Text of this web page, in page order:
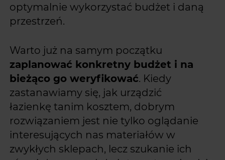
optymalnie wykorzystać budżet i daną
przestrzeń.
Warto już na samym początku
zaplanować konkretny budżet i na
bieżąco go weryfikować. Kiedy
zastanawiamy się, jak urządzić
łazienkę tanim kosztem, dobrym
rozwiązaniem jest nie tylko oglądanie
interesujących nas materiałów w
zwykłych sklepach, lecz szukanie ich